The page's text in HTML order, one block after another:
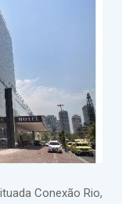
Conexão Rio,